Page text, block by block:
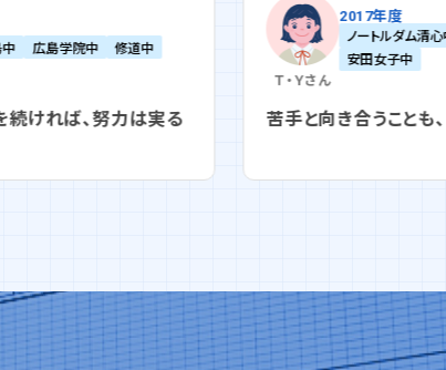
ノートルダム清心中
安田女子中
向き合うことも、ずっと嫌だった 朝六